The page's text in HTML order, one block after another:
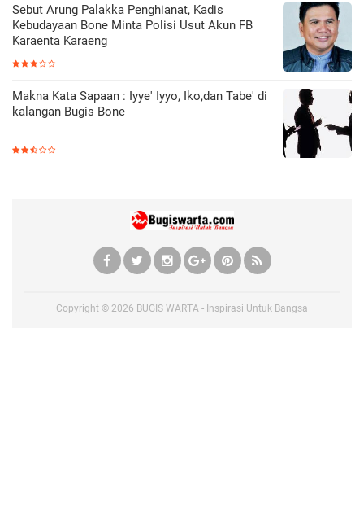
Sebut Arung Palakka Penghianat, Kadis
Kebudayaan Bone Minta Polisi Usut Akun FB
Karaenta Karaeng
Makna Kata Sapaan : Iyye' Iyyo, Iko,dan Tabe' di
kalangan Bugis Bone
Copyright © 2026 BUGIS WARTA - Inspirasi Untuk Bangsa